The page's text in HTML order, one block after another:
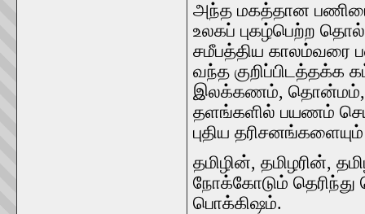
அந்த மகத்தான
உலகப் புகழ்பெற்ற
சமீபத்திய காலம்வரை
வந்த குறிப்பிடத்தக்க
இலக்கணம், தொன்மம்
தளங்களில் பயணம்
புதிய தரிசனங்களையும்
தமிழின், தமிழரின்,
நோக்கோடும் தெரிந்து
பொக்கிஷம்.